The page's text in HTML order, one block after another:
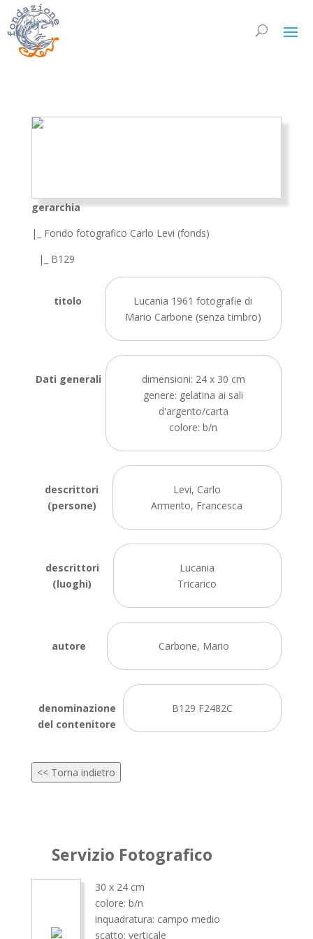
gerarchia
|_ Fondo fotografico Carlo Levi (fonds)
|_ B129
titolo
Lucania 1961 fotografie di
Mario Carbone (senza timbro)
Dati generali
dimensioni: 24 x 30 cm
genere: gelatina ai sali
d'argento/carta
colore: b/n
descrittori
(persone)
Levi, Carlo
Armento, Francesca
descrittori
(luoghi)
Lucania
Tricarico
autore Carbone, Mario
denominazione
del contenitore
B129 F2482C
<< Torna indietro
Servizio Fotografico
30 x 24 cm
colore: b/n
inquadratura: campo medio
scatto: verticale